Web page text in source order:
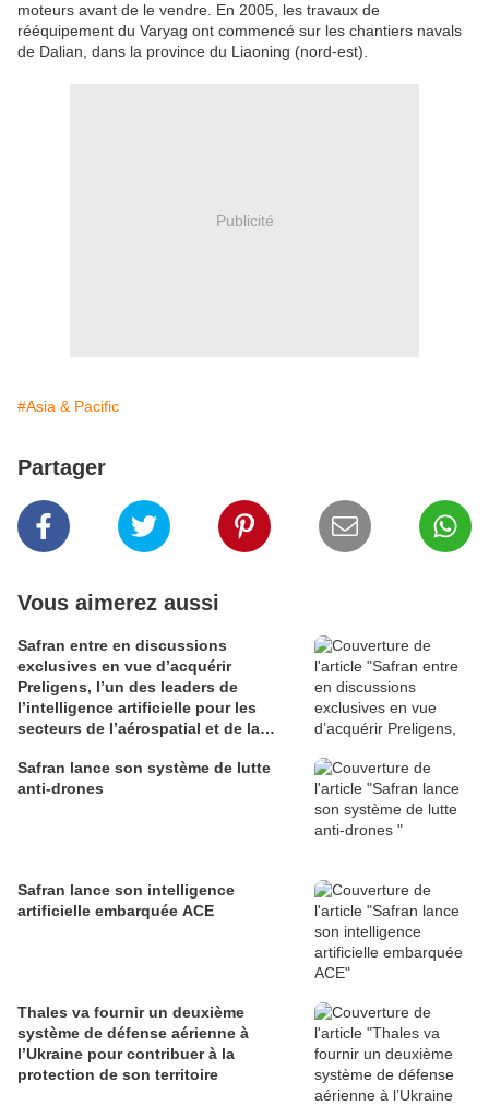
moteurs avant de le vendre. En 2005, les travaux de
rééquipement du Varyag ont commencé sur les chantiers navals
de Dalian, dans la province du Liaoning (nord-est).
Publicité
#Asia & Pacific
Partager
Vous aimerez aussi
Safran entre en discussions
exclusives en vue d’acquérir
Preligens, l’un des leaders de
l’intelligence artificielle pour les
secteurs de l’aérospatial et de la
Safran lance son système de lutte
anti-drones
Safran lance son intelligence
artificielle embarquée ACE
Thales va fournir un deuxième
système de défense aérienne à
l’Ukraine pour contribuer à la
protection de son territoire